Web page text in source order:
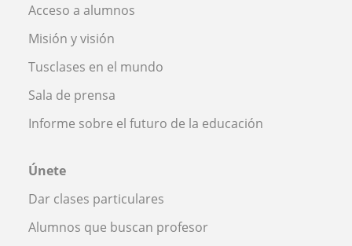
Acceso a alumnos
Misión y visión
Tusclases en el mundo
Sala de prensa
Informe sobre el futuro de la educación
Únete
Dar clases particulares
Alumnos que buscan profesor